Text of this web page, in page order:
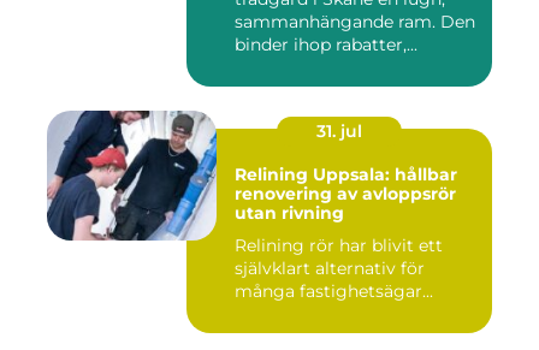
sammanhängande ram. Den
binder ihop rabatter,...
31. jul
Relining Uppsala: hållbar
renovering av avloppsrör
utan rivning
Relining rör har blivit ett
självklart alternativ för
många fastighetsägar...